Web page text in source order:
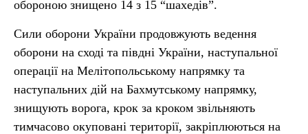
обороною знищено 14 з 15 “шахедів”.
Сили оборони України продовжують ведення
оборони на сході та півдні України, наступальної
операції на Мелітопольському напрямку та
наступальних дій на Бахмутському напрямку,
знищують ворога, крок за кроком звільняють
тимчасово окуповані території, закріплюються на